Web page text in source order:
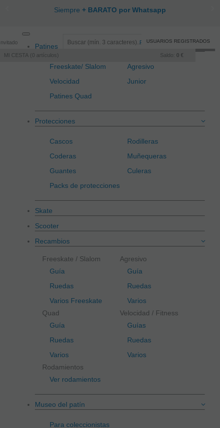
Siempre + BARATO por Whatsapp
Registro/Iniciar sesión
MI CESTA 0 artículos Saldo: 0 €
USUARIOS REGISTRADOS
navigation
Patines
Freeskate/ Slalom
Agresivo
Velocidad
Junior
Patines Quad
Protecciones
Cascos
Rodilleras
Coderas
Muñequeras
Guantes
Culeras
Packs de protecciones
Skate
Scooter
Recambios
Freeskate / Slalom
Guía
Ruedas
Varios Freeskate
Agresivo
Guía
Ruedas
Varios
Quad
Guía
Ruedas
Varios
Velocidad / Fitness
Guías
Ruedas
Varios
Rodamientos
Ver rodamientos
Museo del patín
Para coleccionistas